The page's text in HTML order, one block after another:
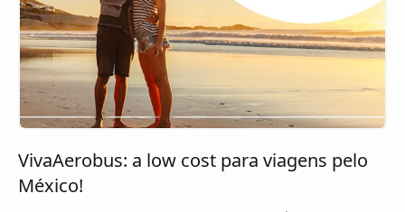
VivaAerobus: a low cost para viagens pelo
México!